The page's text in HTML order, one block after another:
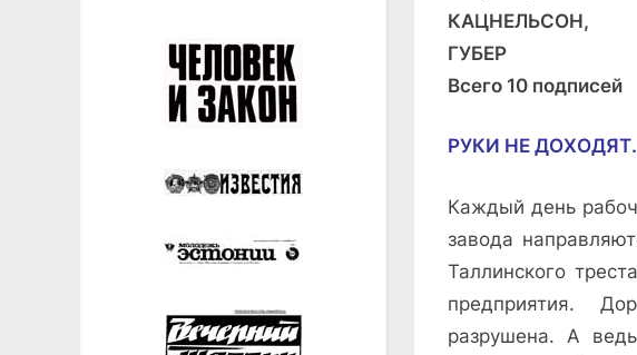
КАЦНЕЛЬСОН,
ГУБЕР
Всего 10 подписей
РУКИ НЕ
Каждый день
завода
Таллинского
предприятия.
разрушена. А